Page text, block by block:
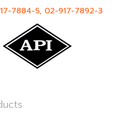
7884-5, 02-917-7892-3